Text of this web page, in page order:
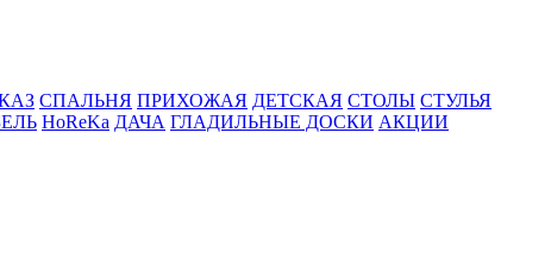
СПАЛЬНЯ ПРИХОЖАЯ ДЕТСКАЯ СТОЛЫ СТУЛЬЯ
HoReKa ДАЧА ГЛАДИЛЬНЫЕ ДОСКИ АКЦИИ